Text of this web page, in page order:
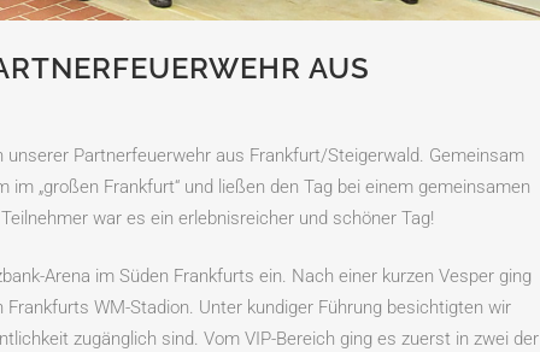
AUS
Partnerfeuerwehr aus Frankfurt/Steigerwald. Gemeinsam
„großen Frankfurt“ und ließen den Tag bei einem gemeinsamen
war es ein erlebnisreicher und schöner Tag!
Arena im Süden Frankfurts ein. Nach einer kurzen Vesper ging
WM-Stadion. Unter kundiger Führung besichtigten wir
zugänglich sind. Vom VIP-Bereich ging es zuerst in zwei der